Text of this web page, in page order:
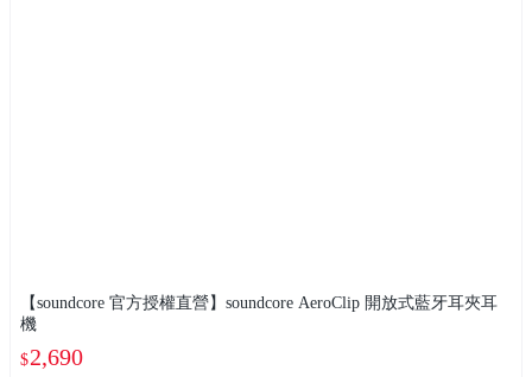
【soundcore 官方授權直營】soundcore AeroClip 開放式藍牙耳夾耳
機
$2,690